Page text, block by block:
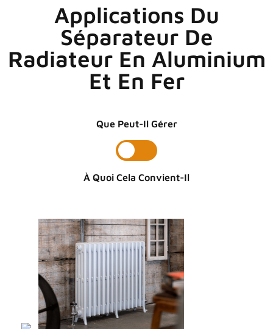
Applications Du
Séparateur De
Radiateur En Aluminium
Et En Fer
Que Peut-Il Gérer
À Quoi Cela Convient-Il